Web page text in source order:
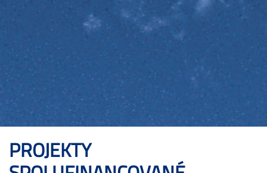
PROJEKTY